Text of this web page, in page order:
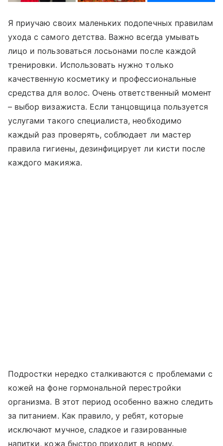
Я приучаю своих маленьких подопечных правилам
ухода с самого детства. Важно всегда умывать
лицо и пользоваться лосьонами после каждой
тренировки. Использовать нужно только
качественную косметику и профессиональные
средства для волос. Очень ответственный момент
– выбор визажиста. Если танцовщица пользуется
услугами такого специалиста, необходимо
каждый раз проверять, соблюдает ли мастер
правила гигиены, дезинфицирует ли кисти после
каждого макияжа.
Подростки нередко сталкиваются с проблемами с
кожей на фоне гормональной перестройки
организма. В этот период особенно важно следить
за питанием. Как правило, у ребят, которые
исключают мучное, сладкое и газированные
напитки, кожа быстро приходит в норму.